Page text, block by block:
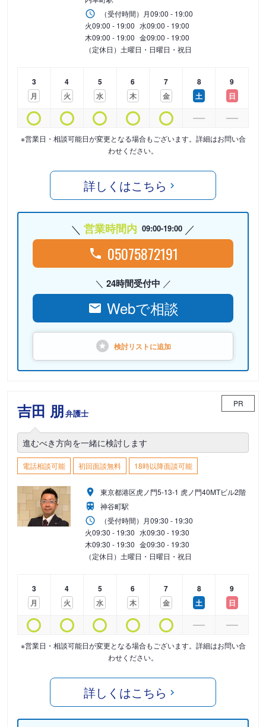
（受付時間） 月09:00 - 19:00
火09:00 - 19:00 水09:00 - 19:00
木09:00 - 19:00 金09:00 - 19:00
（定休日）土曜日・日曜日・祝日
3
月
4
火
5
水
6
木
7
金
8
土
9
日
※営業日・相談可能日が変更となる場合もございます。詳細はお問い合
わせください。
詳しくはこちら
営業時間内 09:00-19:00
05075872191
24時間受付中
Webで相談
検討リストに追加
吉田 朋弁護士
PR
進むべき方向を一緒に検討します
電話相談可能 初回面談無料 18時以降面談可能
東京都港区虎ノ門5-13-1 虎ノ門40MTビル2階
神谷町駅
（受付時間） 月09:30 - 19:30
火09:30 - 19:30 水09:30 - 19:30
木09:30 - 19:30 金09:30 - 19:30
（定休日）土曜日・日曜日・祝日
3
月
4
火
5
水
6
木
7
金
8
土
9
日
※営業日・相談可能日が変更となる場合もございます。詳細はお問い合
わせください。
詳しくはこちら